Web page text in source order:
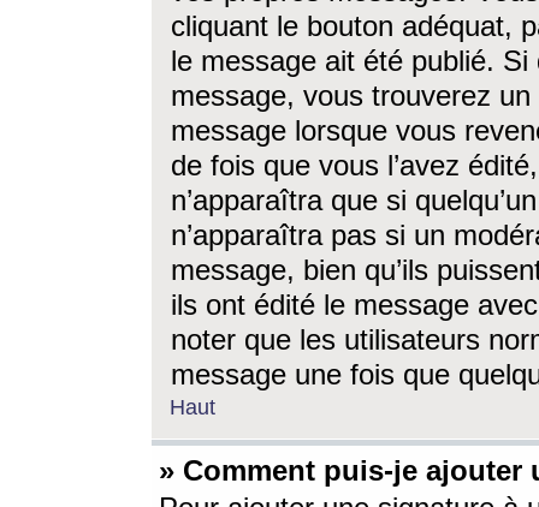
cliquant le bouton adéquat,
le message ait été publié. Si
message, vous trouverez
message lorsque vous
de fois que vous l’avez
n’apparaîtra que si
n’apparaîtra pas si un
message, bien qu’ils
ils ont édité le message
noter que les utilisateurs
message une fois que
Haut
» Comment puis-je ajouter